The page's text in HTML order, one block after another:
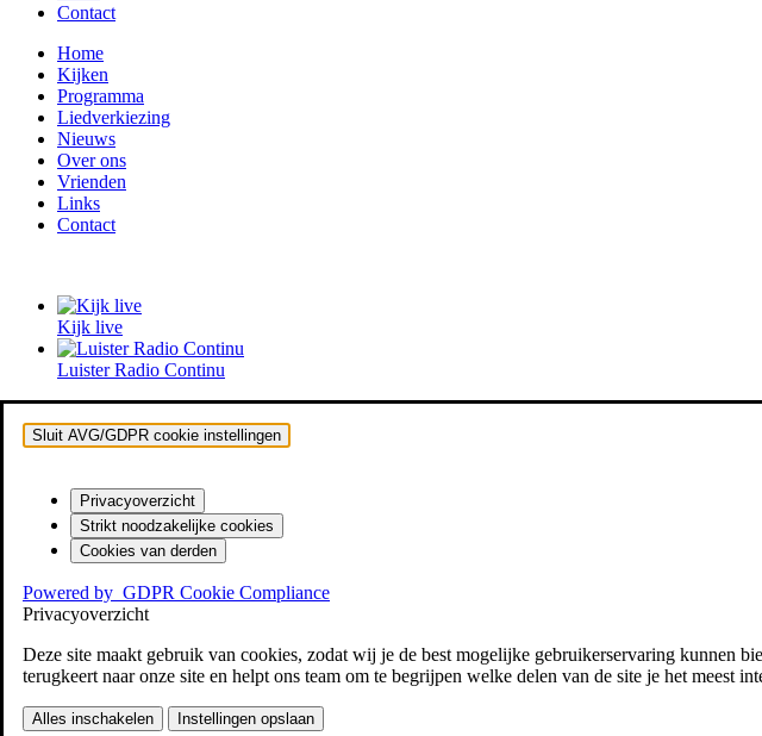
Contact
Home
Kijken
Programma
Liedverkiezing
Nieuws
Over ons
Vrienden
Links
Contact
Kijk live
Luister Radio Continu
Sluit AVG/GDPR cookie instellingen
Privacyoverzicht
Strikt noodzakelijke cookies
Cookies van derden
Powered by GDPR Cookie Compliance
Privacyoverzicht
Deze site maakt gebruik van cookies, zodat wij je de best mogelijke gebruikerservaring kunnen
terugkeert naar onze site en helpt ons team om te begrijpen welke delen van de site je het meest
Alles inschakelen Instellingen opslaan